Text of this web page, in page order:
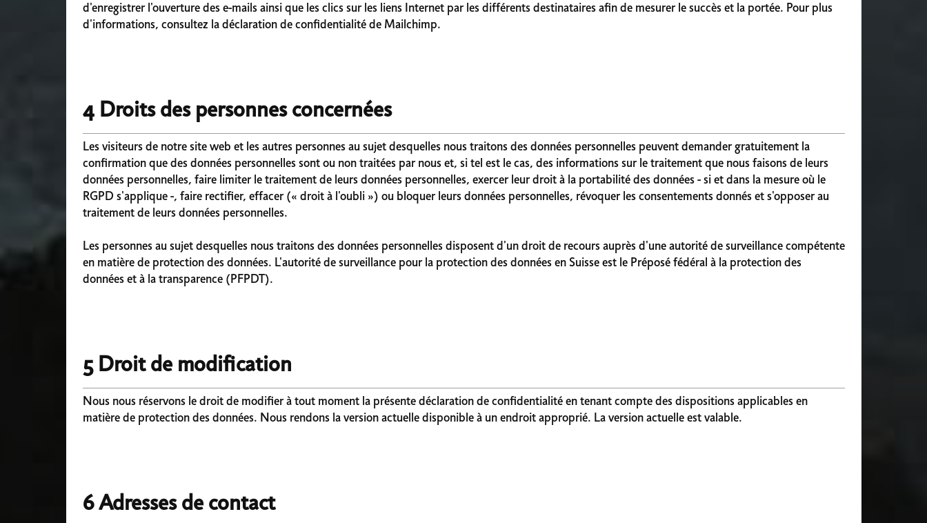
d'enregistrer l'ouverture des e-mails ainsi que les clics sur les liens Internet par les différents destinataires afin de mesurer le succès et la portée. Pour plus
d'informations, consultez la déclaration de confidentialité de Mailchimp.
4 Droits des personnes concernées
Les visiteurs de notre site web et les autres personnes au sujet desquelles nous traitons des données personnelles peuvent demander gratuitement la
confirmation que des données personnelles sont ou non traitées par nous et, si tel est le cas, des informations sur le traitement que nous faisons de leurs
données personnelles, faire limiter le traitement de leurs données personnelles, exercer leur droit à la portabilité des données - si et dans la mesure où le
RGPD s'applique -, faire rectifier, effacer (« droit à l'oubli ») ou bloquer leurs données personnelles, révoquer les consentements donnés et s'opposer au
traitement de leurs données personnelles.
Les personnes au sujet desquelles nous traitons des données personnelles disposent d'un droit de recours auprès d'une autorité de surveillance compétente
en matière de protection des données. L'autorité de surveillance pour la protection des données en Suisse est le Préposé fédéral à la protection des
données et à la transparence (PFPDT).
5 Droit de modification
Nous nous réservons le droit de modifier à tout moment la présente déclaration de confidentialité en tenant compte des dispositions applicables en
matière de protection des données. Nous rendons la version actuelle disponible à un endroit approprié. La version actuelle est valable.
6 Adresses de contact